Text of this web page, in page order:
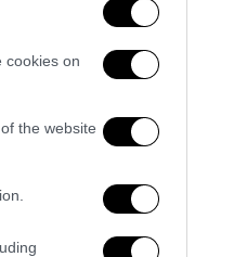
cookies on
the website